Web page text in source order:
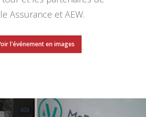
Assurance et AEW.
l'événement en images